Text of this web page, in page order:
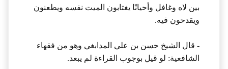
بين لاه وغافل وأحيانًا يغتابون الميت نفسه ويطعنون
ويقدحون فيه.
- قال الشيخ حسن بن علي المدابغي وهو من فقهاء
الشافعية: لو قيل بوجوب القراءة لم يبعد.